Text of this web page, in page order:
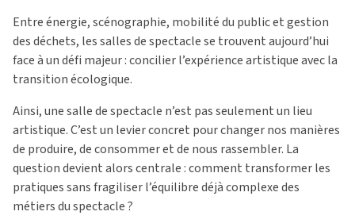
Entre énergie, scénographie, mobilité du public et gestion
des déchets, les salles de spectacle se trouvent aujourd’hui
face à un défi majeur : concilier l’expérience artistique avec la
transition écologique.
Ainsi, une salle de spectacle n’est pas seulement un lieu
artistique. C’est un levier concret pour changer nos manières
de produire, de consommer et de nous rassembler. La
question devient alors centrale : comment transformer les
pratiques sans fragiliser l’équilibre déjà complexe des
métiers du spectacle ?